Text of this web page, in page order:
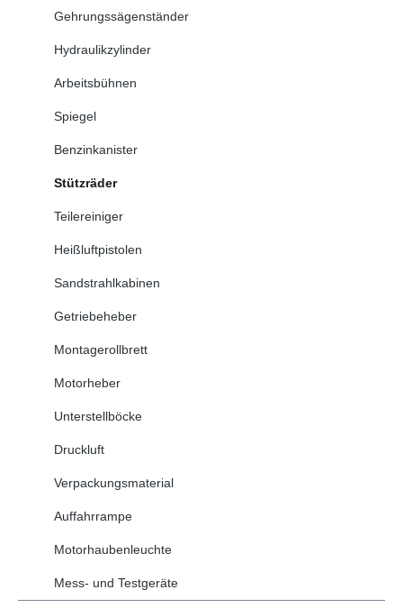
Gehrungssägenständer
Hydraulikzylinder
Arbeitsbühnen
Spiegel
Benzinkanister
Stützräder
Teilereiniger
Heißluftpistolen
Sandstrahlkabinen
Getriebeheber
Montagerollbrett
Motorheber
Unterstellböcke
Druckluft
Verpackungsmaterial
Auffahrrampe
Motorhaubenleuchte
Mess- und Testgeräte